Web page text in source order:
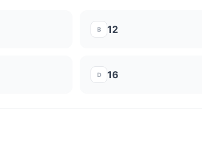
B 12
D 16